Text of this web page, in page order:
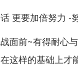
更要加倍努力 -
面前~有得耐心
这样的基础上